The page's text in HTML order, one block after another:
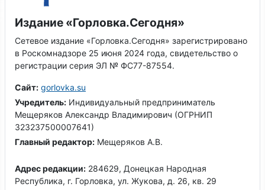
Издание «Горловка.Сегодня»
Сетевое издание «Горловка.Сегодня» зарегистрировано
в Роскомнадзоре 25 июня 2024 года, свидетельство о
регистрации серия ЭЛ № ФС77-87554.
Сайт: gorlovka.su
Учредитель: Индивидуальный предприниматель
Мещеряков Александр Владимирович (ОГРНИП
323237500007641)
Главный редактор: Мещеряков А.В.
Адрес редакции: 284629, Донецкая Народная
Республика, г. Горловка, ул. Жукова, д. 26, кв. 29